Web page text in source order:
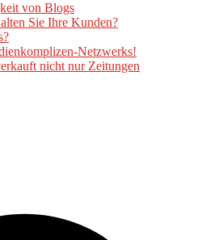
von Blogs
Sie Ihre Kunden?
Netzwerks!
nicht nur Zeitungen